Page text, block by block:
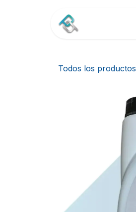
Todos los productos